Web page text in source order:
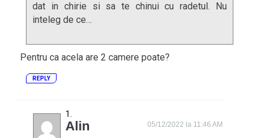
dat in chirie si sa te chinui cu radetul. Nu
inteleg de ce…
Pentru ca acela are 2 camere poate?
REPLY
Alin 05/12/2022 la 11:46 AM